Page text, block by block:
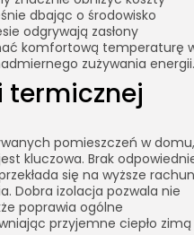
dbając o środowisko
odgrywają zasłony
komfortową temperaturę
zużywania energii.
termicznej
pomieszczeń w domu,
kluczowa. Brak
się na wyższe
Dobra izolacja pozwala nie
poprawia ogólne
przyjemne ciepło zimą